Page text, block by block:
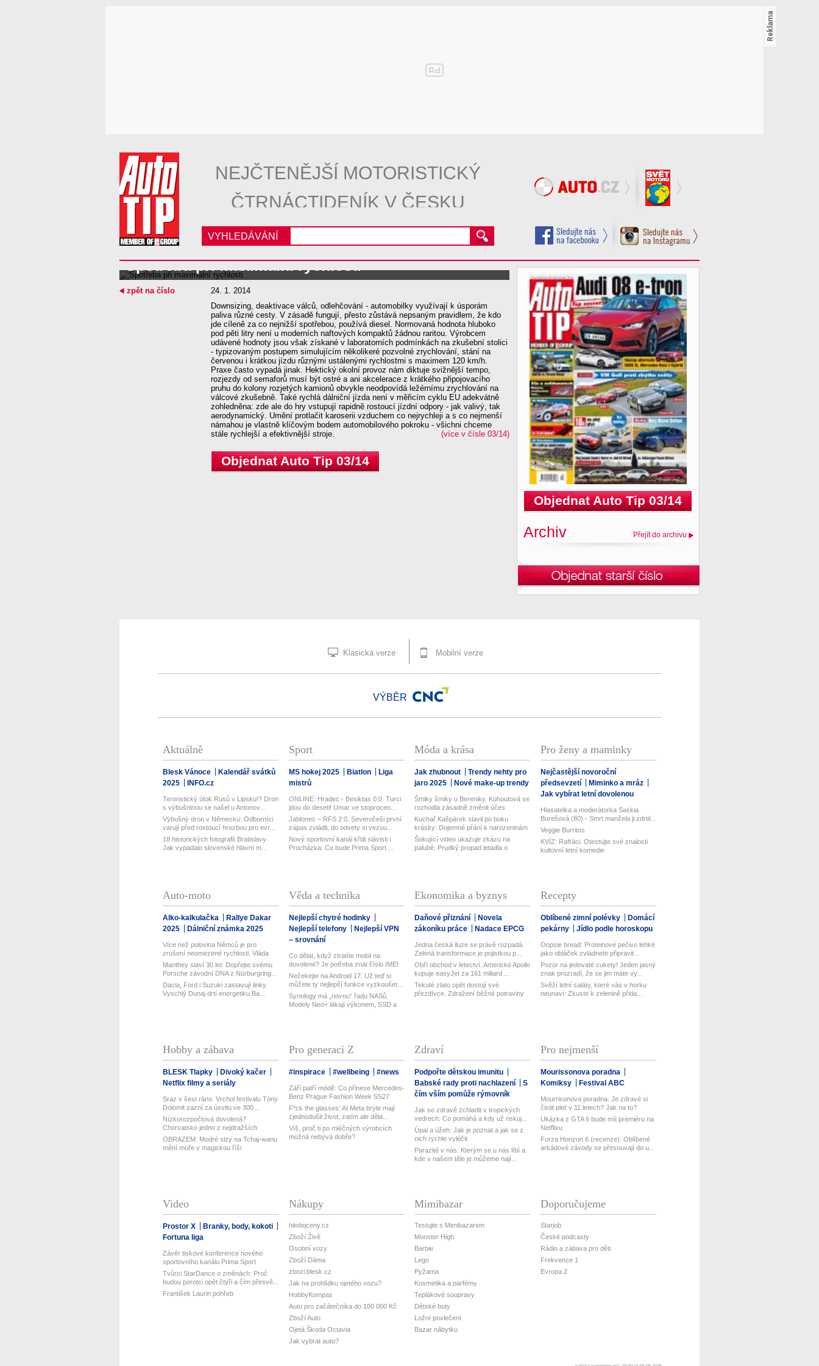
NEJČTENĚJŠÍ MOTORISTICKÝ
ČTRNÁCTIDENÍK V ČESKU
VYHLEDÁVÁNÍ
Spotřeba při maximální rychlosti
24. 1. 2014
Downsizing, deaktivace válců, odlehčování - automobilky využívají k úsporám
paliva různé cesty. V zásadě fungují, přesto zůstává nepsaným pravidlem, že kdo
jde cíleně za co nejnižší spotřebou, používá diesel. Normovaná hodnota hluboko
pod pěti litry není u moderních naftových kompaktů žádnou raritou. Výrobcem
udávené hodnoty jsou však získané v laboratorních podmínkách na zkušební stolici
- typizovaným postupem simulujícím několikeré pozvolné zrychlování, stání na
červenou i krátkou jízdu různými ustálenými rychlostmi s maximem 120 km/h.
Praxe často vypadá jinak. Hektický okolní provoz nám diktuje svižnější tempo,
rozjezdy od semaforů musí být ostré a ani akcelerace z krátkého připojovacího
pruhu do kolony rozjetých kamionů obvykle neodpovídá ležérnímu zrychlování na
válcové zkušebně. Také rychlá dálniční jízda není v měřicím cyklu EU adekvátně
zohledněna: zde ale do hry vstupují rapidně rostoucí jízdní odpory - jak valivý, tak
aerodynamický. Umění protlačit karoserii vzduchem co nejrychleji a s co nejmenší
námahou je vlastně klíčovým bodem automobilového pokroku - všichni chceme
stále rychlejší a efektivnější stroje.
(více v čísle 03/14)
Objednat Auto Tip 03/14
zpět na číslo
Objednat Auto Tip 03/14
Archiv Přejít do archivu
Klasická verze Mobilní verze
VÝBĚR
Aktuálně
Blesk Vánoce
Kalendář svátků
2025
INFO.cz
Teroristický útok Rusů v Lipsku!? Dron
s výbušninou se našel u Antonov...
Výbušný dron v Německu: Odborníci
varují před rostoucí hrozbou pro evr...
18 historických fotografií Bratislavy.
Jak vypadalo slovenské hlavní m...
Sport
MS hokej 2025 Biatlon
Liga
mistrů
ONLINE: Hradec - Besiktas 0:0. Turci
jdou do deseti! Umar ve stoprocen...
Jablonec – RFS 2:0. Severočeši první
zápas zvládli, do odvety si vezou...
Nový sportovní kanál křtili slávisti i
Procházka. Co bude Prima Sport ...
Móda a krása
Jak zhubnout
Trendy nehty pro
jaro 2025
Nové make-up trendy
Šmiky šmiky u Bereniky. Kohoutová se
rozhodla zásadně změnit účes
Kuchař Kašpárek slavil po boku
krásky: Dojemné přání k narozeninám
Šokující video ukazuje zkázu na
palubě: Prudký propad letadla o
Pro ženy a maminky
Nejčastější novoroční
předsevzetí
Miminko a mráz
Jak vybírat letní dovolenou
Hlasatelka a moderátorka Saskia
Burešová (80) - Smrt manžela ji zdrtil...
Veggie Burritos
KVÍZ: Rafťáci. Otestujte své znalosti
kultovní letní komedie
Auto-moto
Alko-kalkulačka
Rallye Dakar
2025
Dálniční známka 2025
Více než polovina Němců je pro
zrušení neomezené rychlosti. Vláda
řekl...
Manthey slaví 30 let: Dopřejte svému
Porsche závodní DNA z Nürburgring...
Dacia, Ford i Suzuki zastavují linky.
Vyschlý Dunaj drtí energetiku Ba...
Věda a technika
Nejlepší chytré hodinky
Nejlepší telefony
Nejlepší VPN
– srovnání
Co dělat, když ztratíte mobil na
dovolené? Je potřeba znát číslo IMEI
...
Nečekejte na Android 17. Už teď si
můžete ty nejlepší funkce vyzkoušet...
Synology má „novou“ řadu NASů.
Modely Neo+ lákají výkonem, SSD a
Ekonomika a byznys
Daňové přiznání
Novela
zákoníku práce
Nadace EPCG
Jedna česká iluze se právě rozpadá.
Zelená transformace je pojistkou p...
Obří obchod v letectví. Americké Apollo
kupuje easyJet za 161 miliard ...
Tekuté zlato opět dostojí své
přezdívce. Zdražení běžné potraviny
Recepty
Oblíbené zimní polévky
Domácí
pekárny
Jídlo podle horoskopu
Oopsie bread: Proteinové pečivo lehké
jako obláček zvládnete připravit...
Pozor na jedovaté cukety! Jeden jasný
znak prozradí, že se jim máte vy...
Svěží letní saláty, které vás v horku
neunaví: Zkuste k zelenině přida...
Hobby a zábava
BLESK Tlapky
Divoký kačer
Netflix filmy a seriály
Sraz v šest ráno. Vrchol festivalu Tóny
Dolomit zazní za úsvitu ve 300...
Nízkorozpočtová dovolená?
Chorvatsko jedno z nejdražších
v Evropě! Lev...
OBRAZEM: Modré slzy na Tchaj-wanu
mění moře v magickou říši
Pro generaci Z
#inspirace #wellbeing #news
Září patří módě: Co přinese Mercedes-
Benz Prague Fashion Week SS27
F*ck the glasses: AI Meta brýle mají
zjednodušit život, zatím ale děla...
Víš, proč ti po mléčných výrobcích
možná nebývá dobře?
Zdraví
Podpořte dětskou imunitu
Babské rady proti nachlazení
S
čím vším pomůže rýmovník
Jak se zdravě zchladit v tropických
vedrech: Co pomáhá a kdy už riskuj...
Úpal a úžeh: Jak je poznat a jak se z
nich rychle vyléčit
Parazité v nás: Kterým se u nás líbí a
kde v našem těle je můžeme nají...
Pro nejmenší
Mourissonova poradna
Komiksy
Festival ABC
Mourrisonova poradna: Je zdravé si
čistit pleť v 11 letech? Jak na to?
Ukázka z GTA 6 bude mít premiéru na
Netflixu
Forza Horizon 6 (recenze): Oblíbené
arkádové závody se přesouvají do u...
Video
Prostor X
Branky, body, kokoti
Fortuna liga
Závěr tiskové konference nového
sportovního kanálu Prima Sport
Tvůrci StarDance o změnách: Proč
budou porotci opět čtyři a čím přesvě...
František Laurin pohřeb
Nákupy
hledejceny.cz
Zboží Živě
Osobní vozy
Zboží Dáma
zbozi.blesk.cz
Jak na prohlídku ojetého vozu?
HobbyKompas
Auto pro začátečníka do 100 000 Kč
Zboží Auto
Ojetá Škoda Octavia
Jak vybrat auto?
Mimibazar
Testujte s Mimibazarem
Monster High
Barbie
Lego
Pyžama
Kosmetika a parfémy
Teplákové soupravy
Dětské boty
Ložní povlečení
Bazar nábytku
Doporučujeme
Starjob
České podcasty
Rádio a zábava pro děti
Frekvence 1
Evropa 2